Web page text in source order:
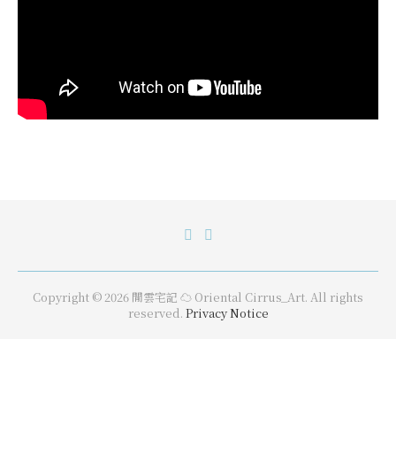
Copyright © 2026 閒雲宅記 ☁️ Oriental Cirrus_Art. All rights
reserved. Privacy Notice